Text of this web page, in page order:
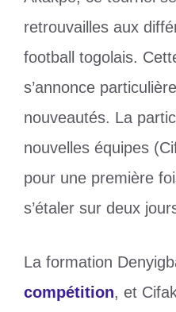
retrouvailles aux
football togolais.
s’annonce
nouveautés. La
nouvelles équipes
pour une première
s’étaler sur deux
La formation
compétition, et